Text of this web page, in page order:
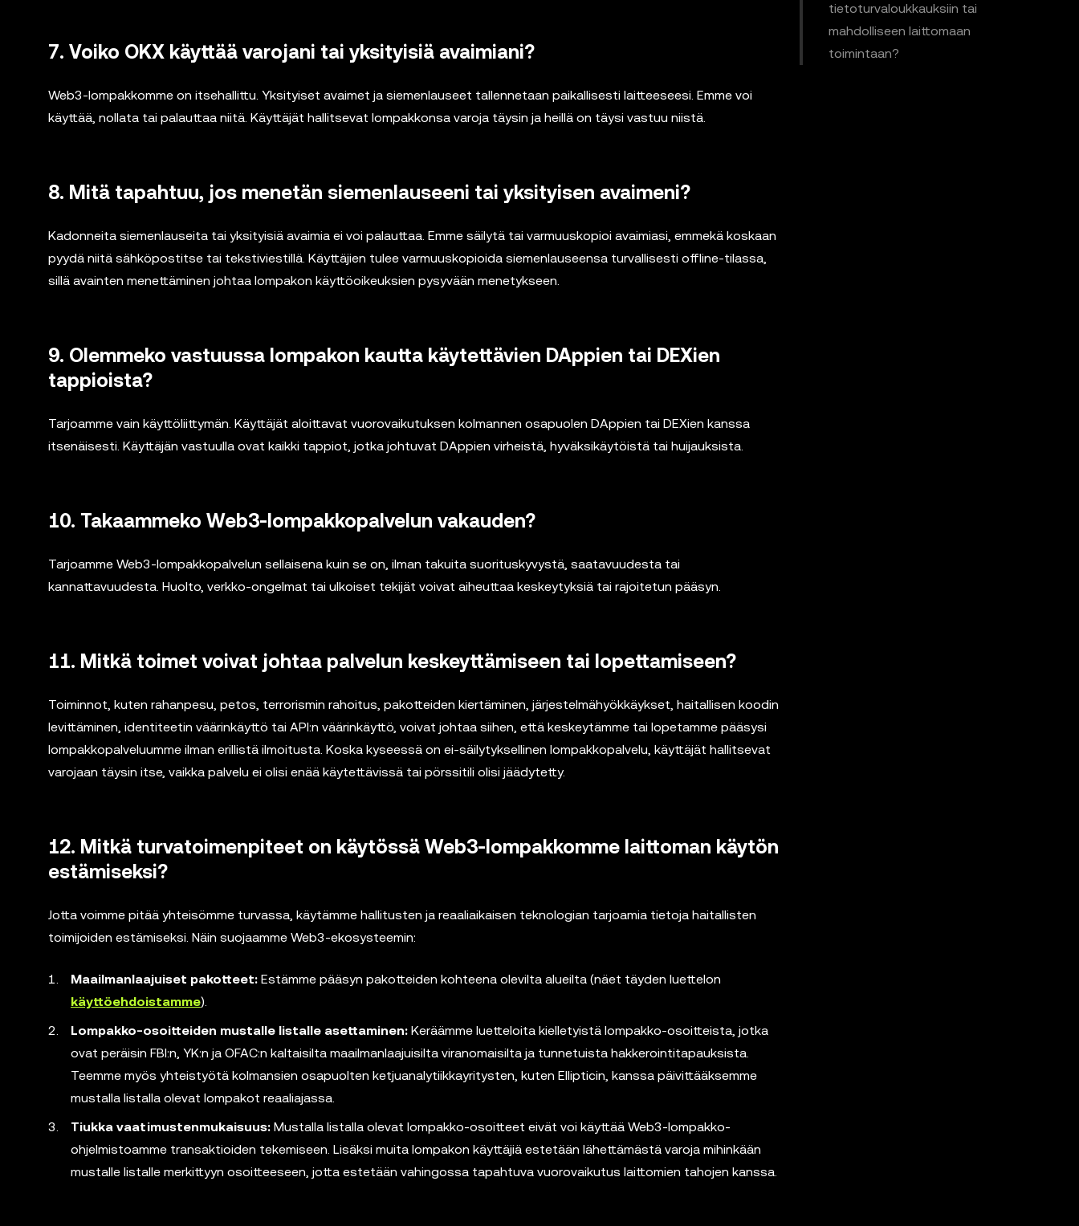
7. Voiko OKX käyttää varojani tai yksityisiä avaimiani?
Web3-lompakkomme on itsehallittu. Yksityiset avaimet ja siemenlauseet tallennetaan paikallisesti laitteeseesi. Emme voi
käyttää, nollata tai palauttaa niitä. Käyttäjät hallitsevat lompakkonsa varoja täysin ja heillä on täysi vastuu niistä.
8. Mitä tapahtuu, jos menetän siemenlauseeni tai yksityisen avaimeni?
Kadonneita siemenlauseita tai yksityisiä avaimia ei voi palauttaa. Emme säilytä tai varmuuskopioi avaimiasi, emmekä koskaan
pyydä niitä sähköpostitse tai tekstiviestillä. Käyttäjien tulee varmuuskopioida siemenlauseensa turvallisesti offline-tilassa,
sillä avainten menettäminen johtaa lompakon käyttöoikeuksien pysyvään menetykseen.
9. Olemmeko vastuussa lompakon kautta käytettävien DAppien tai DEXien
tappioista?
Tarjoamme vain käyttöliittymän. Käyttäjät aloittavat vuorovaikutuksen kolmannen osapuolen DAppien tai DEXien kanssa
itsenäisesti. Käyttäjän vastuulla ovat kaikki tappiot, jotka johtuvat DAppien virheistä, hyväksikäytöistä tai huijauksista.
10. Takaammeko Web3-lompakkopalvelun vakauden?
Tarjoamme Web3-lompakkopalvelun sellaisena kuin se on, ilman takuita suorituskyvystä, saatavuudesta tai
kannattavuudesta. Huolto, verkko-ongelmat tai ulkoiset tekijät voivat aiheuttaa keskeytyksiä tai rajoitetun pääsyn.
11. Mitkä toimet voivat johtaa palvelun keskeyttämiseen tai lopettamiseen?
Toiminnot, kuten rahanpesu, petos, terrorismin rahoitus, pakotteiden kiertäminen, järjestelmähyökkäykset, haitallisen koodin
levittäminen, identiteetin väärinkäyttö tai API:n väärinkäyttö, voivat johtaa siihen, että keskeytämme tai lopetamme pääsysi
lompakkopalveluumme ilman erillistä ilmoitusta. Koska kyseessä on ei-säilytyksellinen lompakkopalvelu, käyttäjät hallitsevat
varojaan täysin itse, vaikka palvelu ei olisi enää käytettävissä tai pörssitili olisi jäädytetty.
12. Mitkä turvatoimenpiteet on käytössä Web3-lompakkomme laittoman käytön
estämiseksi?
Jotta voimme pitää yhteisömme turvassa, käytämme hallitusten ja reaaliaikaisen teknologian tarjoamia tietoja haitallisten
toimijoiden estämiseksi. Näin suojaamme Web3-ekosysteemin:
Maailmanlaajuiset pakotteet: Estämme pääsyn pakotteiden kohteena olevilta alueilta (näet täyden luettelon
käyttöehdoistamme).
Lompakko-osoitteiden mustalle listalle asettaminen: Keräämme luetteloita kielletyistä lompakko-osoitteista, jotka
ovat peräisin FBI:n, YK:n ja OFAC:n kaltaisilta maailmanlaajuisilta viranomaisilta ja tunnetuista hakkerointitapauksista.
Teemme myös yhteistyötä kolmansien osapuolten ketjuanalytiikkayritysten, kuten Ellipticin, kanssa päivittääksemme
mustalla listalla olevat lompakot reaaliajassa.
Tiukka vaatimustenmukaisuus: Mustalla listalla olevat lompakko-osoitteet eivät voi käyttää Web3-lompakko-
ohjelmistoamme transaktioiden tekemiseen. Lisäksi muita lompakon käyttäjiä estetään lähettämästä varoja mihinkään
mustalle listalle merkittyyn osoitteeseen, jotta estetään vahingossa tapahtuva vuorovaikutus laittomien tahojen kanssa.
tietoturvaloukkauksiin tai
mahdolliseen laittomaan
toimintaan?